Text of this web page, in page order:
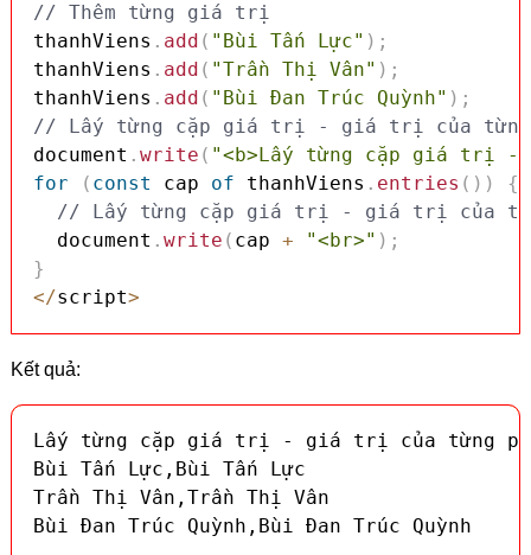
// Thêm từng giá trị
thanhViens . add ( "Bùi Tấn Lực" ) ;
thanhViens . add ( "Trần Thị Vân" ) ;
thanhViens . add ( "Bùi Đan Trúc Quỳnh" ) ;
// Lấy từng cặp giá trị - giá trị của từng
document . write ( "<b>Lấy từng cặp giá trị -
for
( const cap of thanhViens . entries ( ) )
{
// Lấy từng cặp giá trị - giá trị của
  document
. write ( cap + "<br>" ) ;
}
</script>
Kết quả:
Lấy từng cặp giá trị - giá trị của từng
Bùi Tấn Lực,Bùi Tấn Lực
Trần Thị Vân,Trần Thị Vân
Bùi Đan Trúc Quỳnh,Bùi Đan Trúc Quỳnh